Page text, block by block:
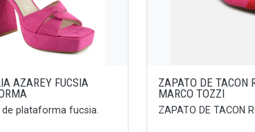
AZAREY FUCSIA
de plataforma fucsia.
ZAPATO DE TACON
MARCO TOZZI
ZAPATO DE TACON